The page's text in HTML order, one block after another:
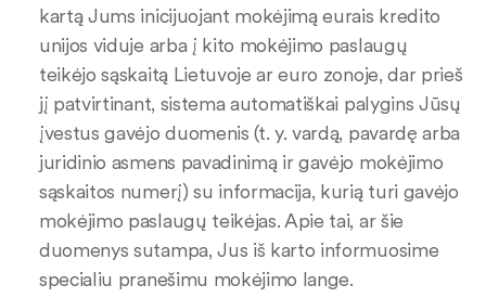
kartą Jums inicijuojant mokėjimą eurais kredito
unijos viduje arba į kito mokėjimo paslaugų
teikėjo sąskaitą Lietuvoje ar euro zonoje, dar prieš
jį patvirtinant, sistema automatiškai palygins Jūsų
įvestus gavėjo duomenis (t. y. vardą, pavardę arba
juridinio asmens pavadinimą ir gavėjo mokėjimo
sąskaitos numerį) su informacija, kurią turi gavėjo
mokėjimo paslaugų teikėjas. Apie tai, ar šie
duomenys sutampa, Jus iš karto informuosime
specialiu pranešimu mokėjimo lange.